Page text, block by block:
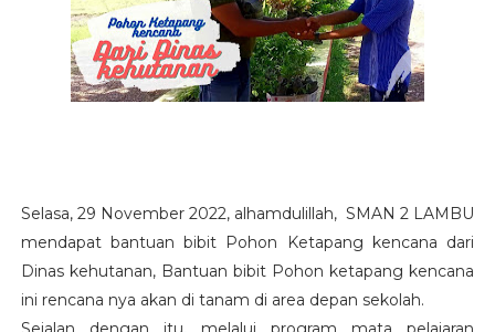
Selasa, 29 November 2022, alhamdulillah, SMAN 2 LAMBU
mendapat bantuan bibit Pohon Ketapang kencana dari
Dinas kehutanan, Bantuan bibit Pohon ketapang kencana
ini rencana nya akan di tanam di area depan sekolah.